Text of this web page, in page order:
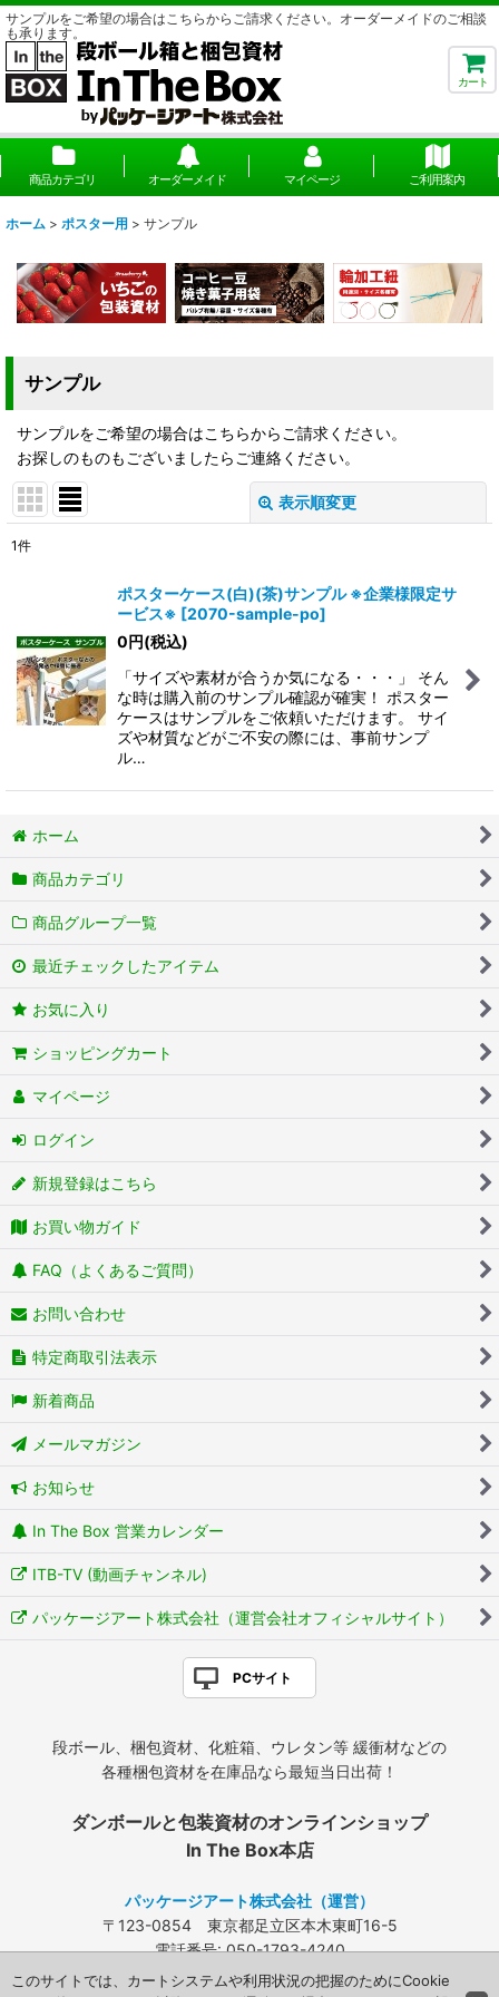
サンプルをご希望の場合はこちらからご請求ください。オーダーメイドのご相談
も承ります。
カート
商品カテゴリ オーダーメイド マイページ ご利用案内
ホーム > ポスター用 > サンプル
サンプル
サンプルをご希望の場合はこちらからご請求ください。
お探しのものもございましたらご連絡ください。
表示順変更
並び順:
絞り込む
1件
ポスターケース(白)(茶)サンプル ※企業様限定サ
ービス※ [2070-sample-po]
0円(税込)
「サイズや素材が合うか気になる・・・」 そん
な時は購入前のサンプル確認が確実！ ポスター
ケースはサンプルをご依頼いただけます。 サイ
ズや材質などがご不安の際には、事前サンプ
ル…
ホーム
商品カテゴリ
商品グループ一覧
最近チェックしたアイテム
お気に入り
ショッピングカート
マイページ
ログイン
新規登録はこちら
お買い物ガイド
FAQ（よくあるご質問）
お問い合わせ
特定商取引法表示
新着商品
メールマガジン
お知らせ
In The Box 営業カレンダー
ITB-TV (動画チャンネル)
パッケージアート株式会社（運営会社オフィシャルサイト）
PCサイト
段ボール、梱包資材、化粧箱、ウレタン等 緩衝材などの
各種梱包資材を在庫品なら最短当日出荷！
ダンボールと包装資材のオンラインショップ
In The Box本店
パッケージアート株式会社（運営）
〒123-0854 東京都足立区本木東町16-5
電話番号: 050-1793-4240
FAX: 03-3840-4424
このサイトでは、カートシステムや利用状況の把握のためにCookie